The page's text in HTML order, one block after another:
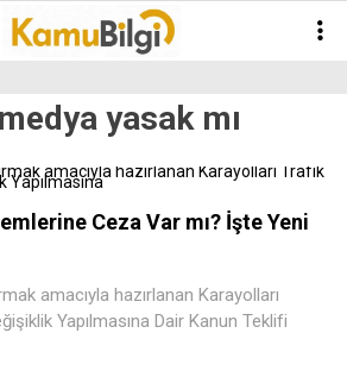
yasak mı
Ceza Var mı? İşte Yeni
amacıyla hazırlanan Karayolları
Yapılmasına Dair Kanun Teklifi